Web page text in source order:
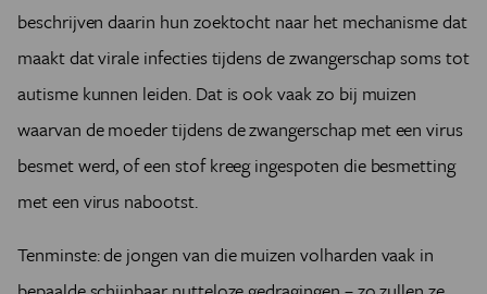
beschrijven daarin hun zoektocht naar het mechanisme dat
maakt dat virale infecties tijdens de zwangerschap soms tot
autisme kunnen leiden. Dat is ook vaak zo bij muizen
waarvan de moeder tijdens de zwangerschap met een virus
besmet werd, of een stof kreeg ingespoten die besmetting
met een virus nabootst.
Tenminste: de jongen van die muizen volharden vaak in